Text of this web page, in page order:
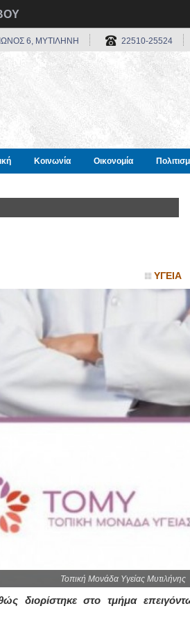
6, ΜΥΤΙΛΗΝΗ 22510-25524
Κοινωνία Οικονομία
ΥΓΕΙΑ
Τοπική Μονάδα Υγείας Μυτιλήνης
διορίστηκε στο τμήμα